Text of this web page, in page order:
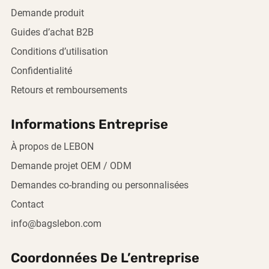
Demande produit
Guides d’achat B2B
Conditions d’utilisation
Confidentialité
Retours et remboursements
Informations Entreprise
À propos de LEBON
Demande projet OEM / ODM
Demandes co-branding ou personnalisées
Contact
info@bagslebon.com
Coordonnées De L’entreprise